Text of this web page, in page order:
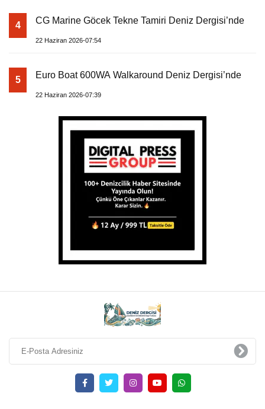
4 CG Marine Göcek Tekne Tamiri Deniz Dergisi’nde
22 Haziran 2026-07:54
5 Euro Boat 600WA Walkaround Deniz Dergisi’nde
22 Haziran 2026-07:39